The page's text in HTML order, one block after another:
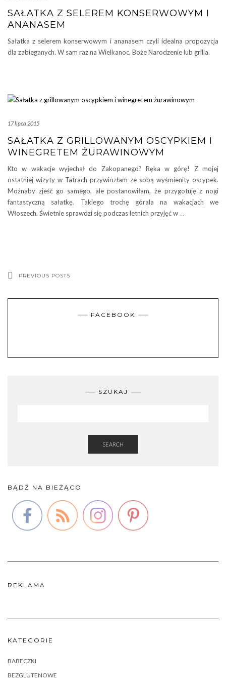
SAŁATKA Z SELEREM KONSERWOWYM I
ANANASEM
Sałatka z selerem konserwowym i ananasem czyli idealna propozycja
dla zabieganych. W sam raz na Wielkanoc, Boże Narodzenie lub grilla.
17 lipca 2015
SAŁATKA Z GRILLOWANYM OSCYPKIEM I
WINEGRETEM ŻURAWINOWYM
Kto w wakacje wyjechał do Zakopanego? Ręka w górę! Z mojej
ostatniej wizyty w Tatrach przywiozłam ze sobą wyśmienity oscypek.
Możnaby zjeść go samego, ale postanowiłam, że przygotuję z nogi
fantastyczną sałatkę. Takiego trochę górala na wakacjach we
Włoszech. Świetnie sprawdzi się podczas letnich przyjęć w …
PREVIOUS POSTS
FACEBOOK
SZUKAJ
SEARCH
BĄDŹ NA BIEŻĄCO
REKLAMA
KATEGORIE
BABECZKI
BEZGLUTENOWE